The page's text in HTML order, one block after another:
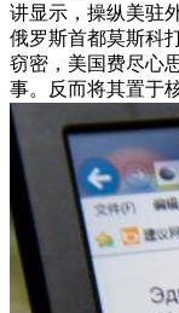
讲显示，操纵美驻
俄罗斯首都莫斯科
窃密，美国费尽心
事。反而将其置于